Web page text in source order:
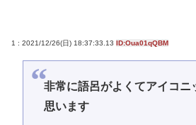
1 : 2021/12/26(日) 18:37:33.13 ID:Oua01qQBM
非常に語呂がよくてアイコニ
思います